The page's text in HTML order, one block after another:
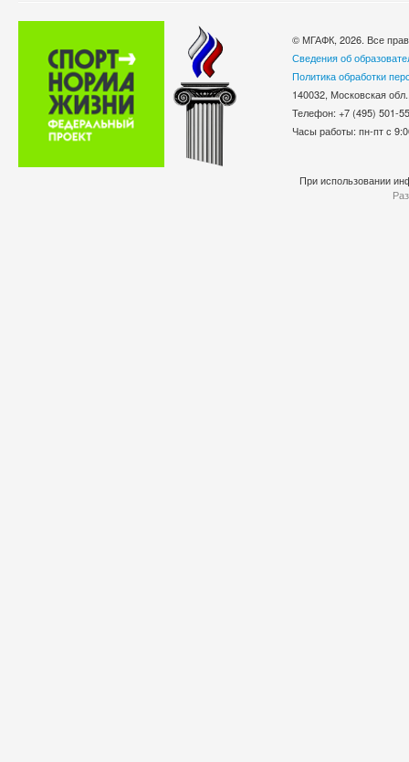
© МГАФК, 2026. Все
Сведения об
Политика обработки
140032, Московская
Телефон: +7 (495)
Часы работы: пн-пт с
При использовании